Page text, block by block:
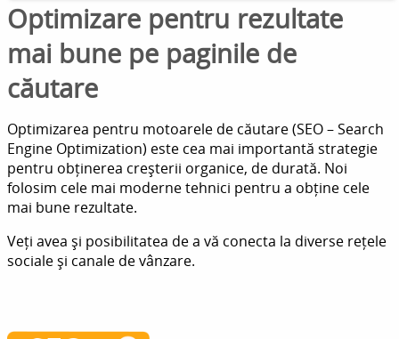
Optimizare pentru rezultate
mai bune pe paginile de
căutare
Optimizarea pentru motoarele de căutare (SEO – Search
Engine Optimization) este cea mai importantă strategie
pentru obținerea creșterii organice, de durată. Noi
folosim cele mai moderne tehnici pentru a obține cele
mai bune rezultate.
Veți avea și posibilitatea de a vă conecta la diverse rețele
sociale și canale de vânzare.